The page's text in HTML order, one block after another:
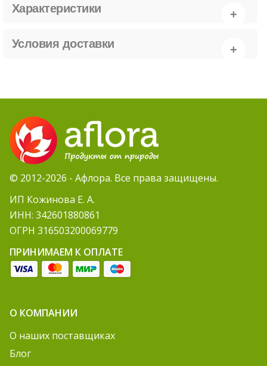
Характеристики
Условия доставки
© 2012-2026 - Афлора. Все права защищены.
ИП Кожинова Е. А.
ИНН: 342601880861
ОГРН 316503200069779
ПРИНИМАЕМ К ОПЛАТЕ
О КОМПАНИИ
О наших поставщиках
Блог